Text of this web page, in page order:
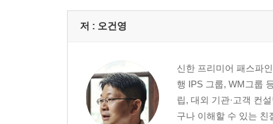
저 : 오건영
신한 프리미어 패스파
행 IPS 그룹, WM그룹
립, 대외 기관·고객 컨
구나 이해할 수 있는 친